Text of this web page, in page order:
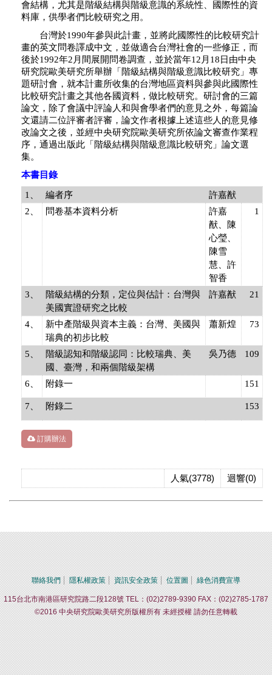
會結構，尤其是階級結構與階級意識的系統性、國際性的資
料庫，供學者們比較研究之用。
台灣於1990年參與此計畫，並將此國際性的比較研究計
畫的英文問卷譯成中文，並做適合台灣社會的一些修正，而
後於1992年2月間展開問卷調查，並於當年12月18日由中央
研究院歐美研究所舉辦「階級結構與階級意識比較研究」專
題研討會，就本計畫所收集的台灣地區資料與參與此國際性
比較研究計畫之其他各國資料，做比較研究。研討會的三篇
論文，除了會議中評論人和與會學者們的意見之外，每篇論
文還請二位評審者評審，論文作者根據上述這些人的意見修
改論文之後，並經中央研究院歐美研究所依論文審查作業程
序，通過出版此「階級結構與階級意識比較研究」論文選
集。
本書目錄
1、 編者序
許嘉猷
2、
問卷基本資料分析
許嘉
猷、陳
心瑩、
陳雪
慧、許
智香
1
3、
階級結構的分類，定位與估計：台灣與
美國實證研究之比較
許嘉猷 21
4、
新中產階級與資本主義：台灣、美國與
瑞典的初步比較
蕭新煌 73
5、
階級認知和階級認同：比較瑞典、美
國、臺灣，和兩個階級架構
吳乃德 109
6、 附錄一 151
7、 附錄二 153
訂購辦法
迴響(0)
人氣(3778)
聯絡我們 隱私權政策 資訊安全政策 位置圖 綠色消費宣導
115台北市南港區研究院路二段128號 TEL：(02)2789-9390 FAX：(02)2785-1787
©2016 中央研究院歐美研究所版權所有 未經授權 請勿任意轉載